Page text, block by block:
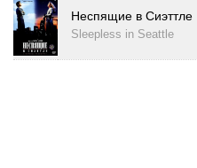
Неспящие в Сиэттле
Sleepless in Seattle